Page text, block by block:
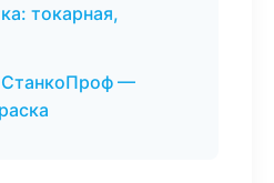
токарная,
СтанкоПроф —